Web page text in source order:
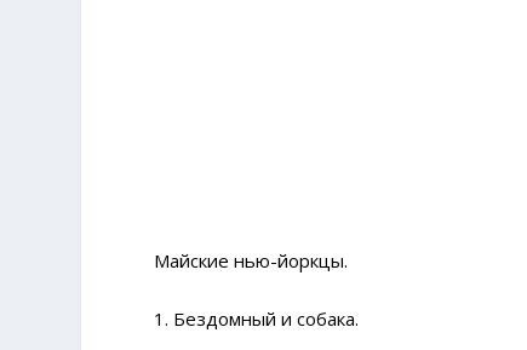
Майские нью-йоркцы.
1. Бездомный и собака.